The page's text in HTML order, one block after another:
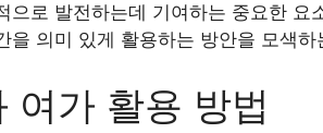
으로 발전하는데 기여하는 중요한 요
을 의미 있게 활용하는 방안을 모색
여가 활용 방법